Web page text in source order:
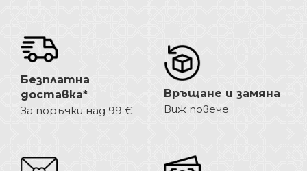
Безплатна
доставка*
За поръчки над 99 €
Връщане и замяна
Виж повече